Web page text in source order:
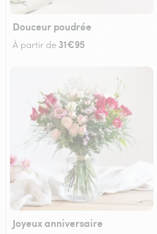
Douceur poudrée
À partir de 31€95
Joyeux anniversaire